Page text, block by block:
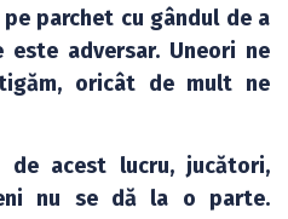
parchet cu gândul de a
adversar. Uneori ne
oricât de mult ne
de acest lucru, jucători,
nu se dă la o parte.